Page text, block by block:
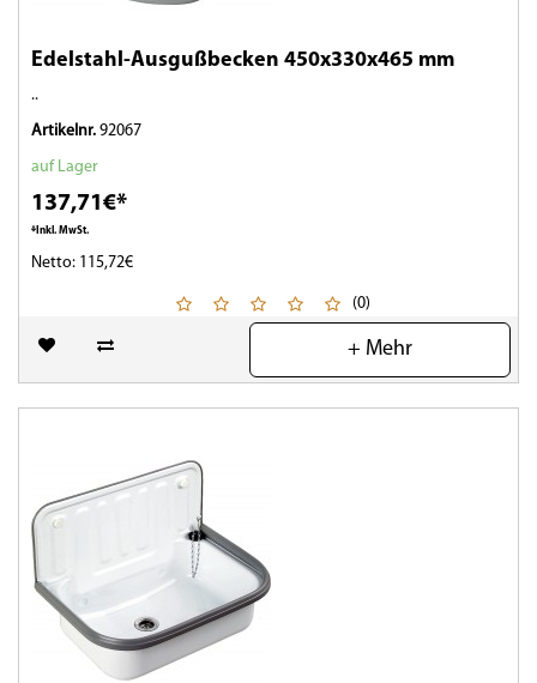
Edelstahl-Ausgußbecken 450x330x465 mm
..
Artikelnr. 92067
auf Lager
137,71€*
*Inkl. MwSt.
Netto: 115,72€
(0)
+ Mehr